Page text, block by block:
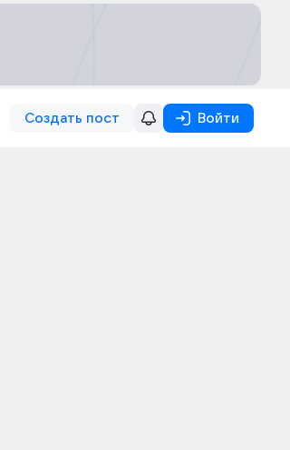
Создать пост Войти